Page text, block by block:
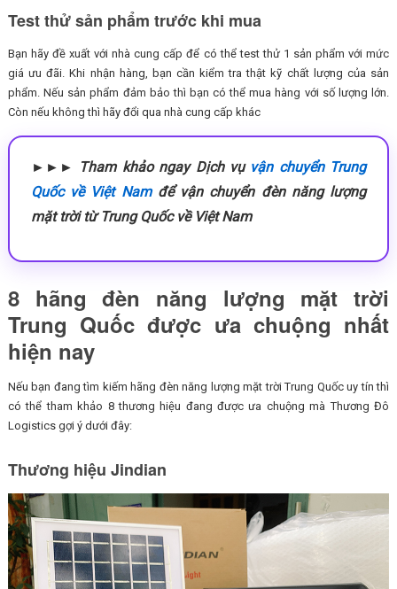
Test thử sản phẩm trước khi mua
Bạn hãy đề xuất với nhà cung cấp để có thể test thử 1 sản phẩm với mức
giá ưu đãi. Khi nhận hàng, bạn cần kiểm tra thật kỹ chất lượng của sản
phẩm. Nếu sản phẩm đảm bảo thì bạn có thể mua hàng với số lượng lớn.
Còn nếu không thì hãy đổi qua nhà cung cấp khác
►►► Tham khảo ngay Dịch vụ vận chuyển Trung
Quốc về Việt Namđể vận chuyển đèn năng lượng
mặt trời từ Trung Quốc về Việt Nam
8 hãng đèn năng lượng mặt trời
Trung Quốc được ưa chuộng nhất
hiện nay
Nếu bạn đang tìm kiếm hãng đèn năng lượng mặt trời Trung Quốc uy tín thì
có thể tham khảo 8 thương hiệu đang được ưa chuộng mà Thương Đô
Logistics gợi ý dưới đây:
Thương hiệu Jindian